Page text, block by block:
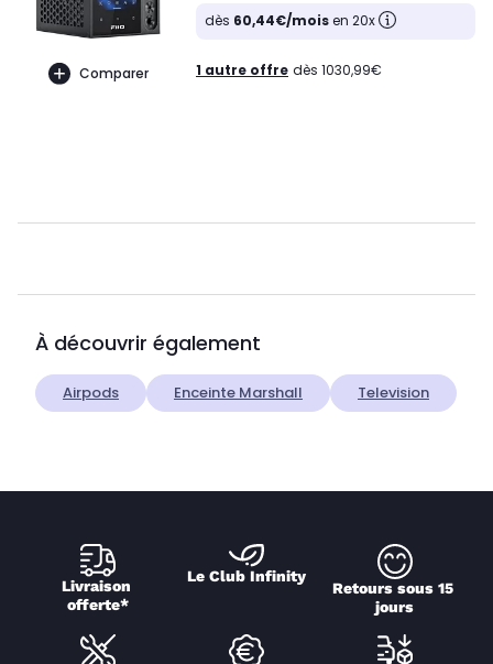
Comparer
dès 60,44€/moisen 20x
1 autre offre dès 1030,99€
À découvrir également
Airpods Enceinte Marshall Television
Livraison
offerte*
Le Club Infinity
Retours sous 15
jours